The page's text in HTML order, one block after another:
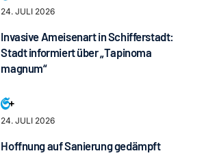
24. JULI 2026
Invasive Ameisenart in Schifferstadt:
Stadt informiert über „Tapinoma
magnum“
24. JULI 2026
Hoffnung auf Sanierung gedämpft